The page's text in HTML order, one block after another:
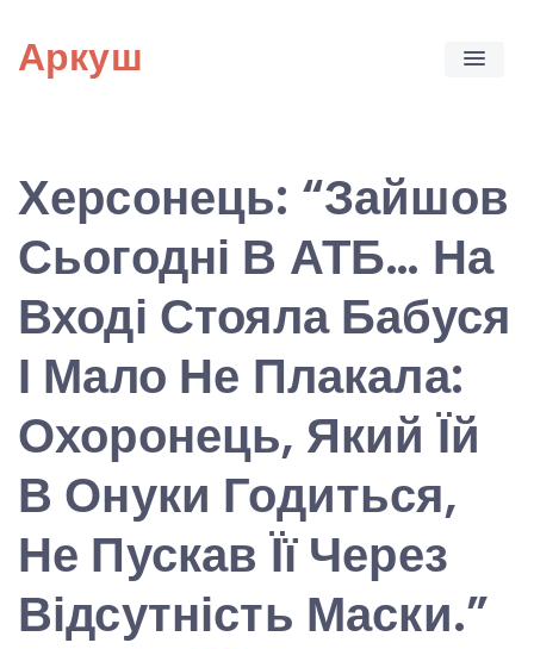
content
Аркуш
Херсонець: “Зайшов
Сьогодні В АТБ… На
Вході Стояла Бабуся
І Мало Не Плакала:
Охоронець, Який Їй
В Онуки Годиться,
Не Пускав Її Через
Відсутність Маски.”